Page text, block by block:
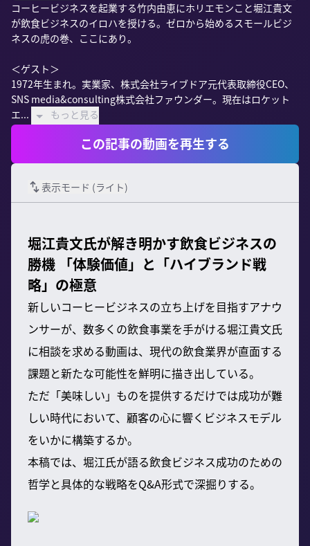
コーヒービジネスを起業する竹内由恵にホリエモンこと堀江貴文
が飲食ビジネスのイロハを授ける。ゼロから始めるスモールビジ
ネスの虎の巻、ここにあり。
＜ゲスト＞
1972年生まれ。実業家、株式会社ライブドア元代表取締役CEO、
SNS media&consulting株式会社ファウンダー。現在はロケット
エ...
もっと見る
この記事の動画を再生する
表示モード (ライト)
堀江貴文氏が解き明かす飲食ビジネスの
勝機 「体験価値」と「ハイブランド戦
略」の極意
新しいコーヒービジネスの立ち上げを目指すアナウ
ンサーが、数多くの飲食事業を手がける堀江貴文氏
に相談を求める動画は、現代の飲食業界が直面する
課題と新たな可能性を鮮明に描き出している。
ただ「美味しい」ものを提供するだけでは成功が難
しい時代において、顧客の心に響くビジネスモデル
をいかに構築するか。
本稿では、堀江氏が語る飲食ビジネス成功のための
哲学と具体的な戦略をQ&A形式で深掘りする。